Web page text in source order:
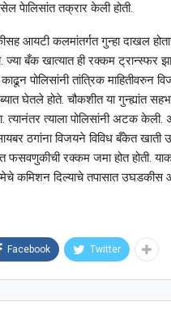
पेालिसांत तक्रार केली होती.
आयटी कलमांतर्गत गुन्हा दाखल
बँक खात्यात ही रक्कम ट्रान्स्फर
पोलिसांनी तांत्रिक माहितीवरुन
घेतले होते. चौकशीत या गुन्ह्यांत
त्याला पोलिसांनी अटक केली.
ठगांना विजयने विविध बँकेत खाती
फसवणुकीची रक्कम जमा होत होती.
कमिशन दिल्याचे तपासात
Facebook Twitter